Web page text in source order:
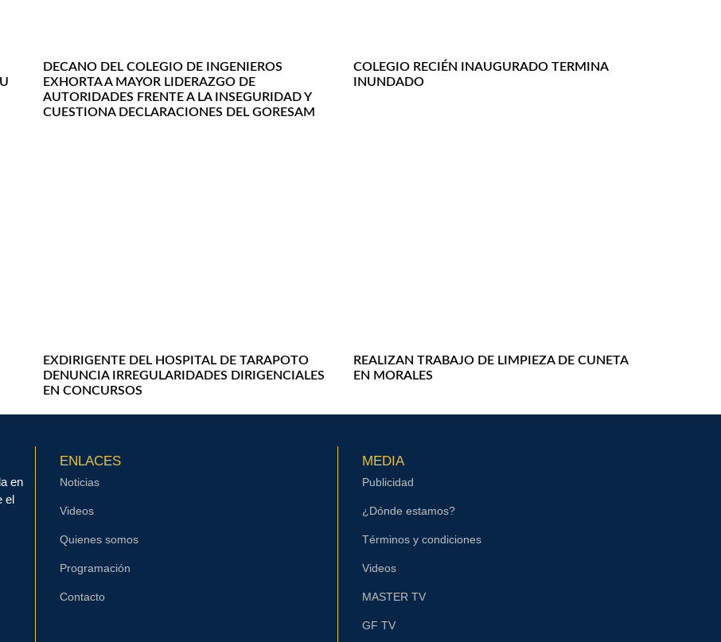
DECANO DEL COLEGIO DE INGENIEROS
EXHORTA A MAYOR LIDERAZGO DE
AUTORIDADES FRENTE A LA INSEGURIDAD Y
CUESTIONA DECLARACIONES DEL GORESAM
COLEGIO RECIÉN INAUGURADO TERMINA
INUNDADO
EXDIRIGENTE DEL HOSPITAL DE TARAPOTO
DENUNCIA IRREGULARIDADES DIRIGENCIALES
EN CONCURSOS
REALIZAN TRABAJO DE LIMPIEZA DE CUNETA
EN MORALES
en
el
ENLACES
Noticias
Videos
Quienes somos
Programación
Contacto
MEDIA
Publicidad
¿Dónde estamos?
Términos y condiciones
Videos
MASTER TV
GF TV